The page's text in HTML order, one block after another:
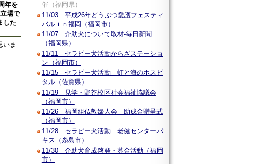
年を
場で
した
いま
催（福岡県）
11/03 平成26年どうぶつ愛護フェスティ
バルｉｎ福岡（福岡市）
11/07 介助犬について取材-毎日新聞
（福岡県）
11/11 セラピー犬活動からざステーショ
ン（福岡市）
11/15 セラピー犬活動 虹と海のホスピ
タル（佐賀県）
11/19 見学・野芥校区社会福祉協議会
（福岡市）
11/26 福岡組仏教婦人会 助成金贈呈式
（福岡市）
11/28 セラピー犬活動 老健センターパ
キス（糸島市）
11/30 介助犬育成啓発・募金活動（福岡
市）